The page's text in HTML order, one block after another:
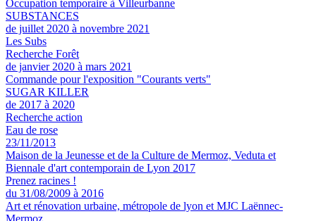
Occupation temporaire à Villeurbanne
SUBSTANCES
de juillet 2020 à novembre 2021
Les Subs
Recherche Forêt
de janvier 2020 à mars 2021
Commande pour l'exposition "Courants verts"
SUGAR KILLER
de 2017 à 2020
Recherche action
Eau de rose
23/11/2013
Maison de la Jeunesse et de la Culture de Mermoz, Veduta et
Biennale d'art contemporain de Lyon 2017
Prenez racines !
du 31/08/2009 à 2016
Art et rénovation urbaine, métropole de lyon et MJC Laënnec-
Mermoz